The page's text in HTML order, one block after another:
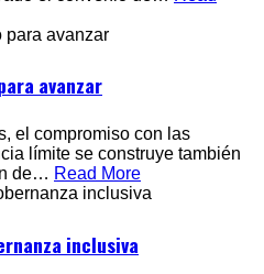
avanzar
el compromiso con las
límite se construye también
de… Read More
inclusiva